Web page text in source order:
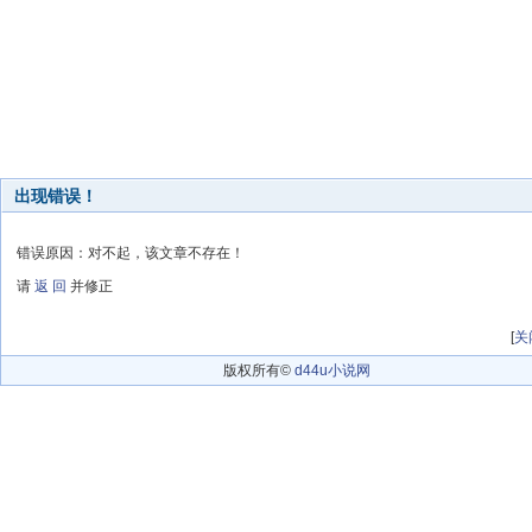
出现错误！
错误原因：对不起，该文章不存在！
请 返 回 并修正
[关
版权所有© d44u小说网